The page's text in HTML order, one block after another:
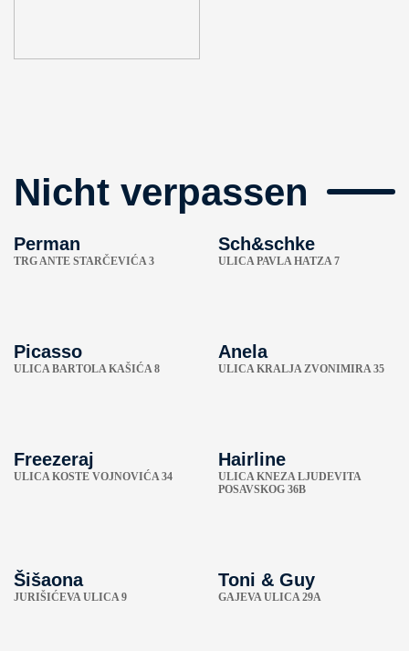
Nicht verpassen
Perman
TRG ANTE STARČEVIĆA 3
Sch&schke
ULICA PAVLA HATZA 7
Picasso
ULICA BARTOLA KAŠIĆA 8
Anela
ULICA KRALJA ZVONIMIRA 35
Freezeraj
ULICA KOSTE VOJNOVIĆA 34
Hairline
ULICA KNEZA LJUDEVITA
POSAVSKOG 36B
Šišaona
JURIŠIĆEVA ULICA 9
Toni & Guy
GAJEVA ULICA 29A